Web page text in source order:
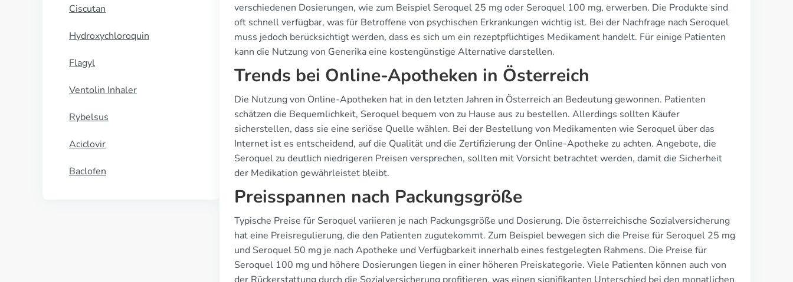
Ciscutan
Hydroxychloroquin
Flagyl
Ventolin Inhaler
Rybelsus
Aciclovir
Baclofen
verschiedenen Dosierungen, wie zum Beispiel Seroquel 25 mg oder Seroquel 100 mg, erwerben. Die Produkte sind
oft schnell verfügbar, was für Betroffene von psychischen Erkrankungen wichtig ist. Bei der Nachfrage nach Seroquel
muss jedoch berücksichtigt werden, dass es sich um ein rezeptpflichtiges Medikament handelt. Für einige Patienten
kann die Nutzung von Generika eine kostengünstige Alternative darstellen.
Trends bei Online-Apotheken in Österreich
Die Nutzung von Online-Apotheken hat in den letzten Jahren in Österreich an Bedeutung gewonnen. Patienten
schätzen die Bequemlichkeit, Seroquel bequem von zu Hause aus zu bestellen. Allerdings sollten Käufer
sicherstellen, dass sie eine seriöse Quelle wählen. Bei der Bestellung von Medikamenten wie Seroquel über das
Internet ist es entscheidend, auf die Qualität und die Zertifizierung der Online-Apotheke zu achten. Angebote, die
Seroquel zu deutlich niedrigeren Preisen versprechen, sollten mit Vorsicht betrachtet werden, damit die Sicherheit
der Medikation gewährleistet bleibt.
Preisspannen nach Packungsgröße
Typische Preise für Seroquel variieren je nach Packungsgröße und Dosierung. Die österreichische Sozialversicherung
hat eine Preisregulierung, die den Patienten zugutekommt. Zum Beispiel bewegen sich die Preise für Seroquel 25 mg
und Seroquel 50 mg je nach Apotheke und Verfügbarkeit innerhalb eines festgelegten Rahmens. Die Preise für
Seroquel 100 mg und höhere Dosierungen liegen in einer höheren Preiskategorie. Viele Patienten können auch von